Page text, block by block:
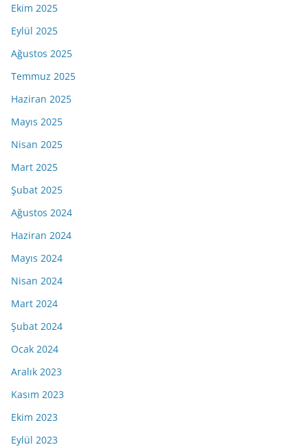
Ekim 2025
Eylül 2025
Ağustos 2025
Temmuz 2025
Haziran 2025
Mayıs 2025
Nisan 2025
Mart 2025
Şubat 2025
Ağustos 2024
Haziran 2024
Mayıs 2024
Nisan 2024
Mart 2024
Şubat 2024
Ocak 2024
Aralık 2023
Kasım 2023
Ekim 2023
Eylül 2023